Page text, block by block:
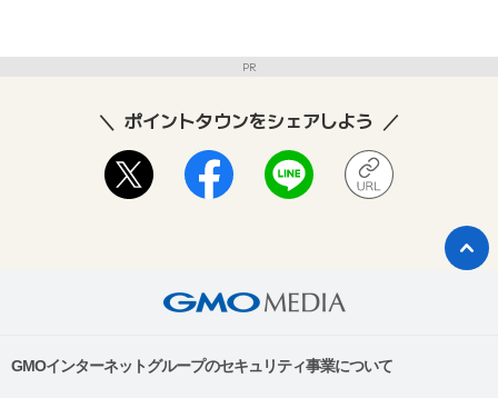
PR
ポイントタウンをシェアしよう
GMOインターネットグループのセキュリティ事業について